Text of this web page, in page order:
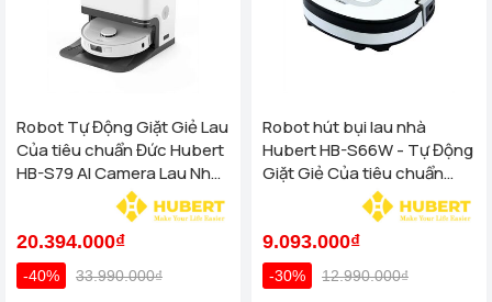
Robot Tự Động Giặt Giẻ Lau
Của tiêu chuẩn Đức Hubert
HB-S79 AI Camera Lau Nhà
Hút Bụi, diệt khuẩn
20.394.000₫
-40% 33.990.000₫
Robot hút bụi lau nhà
Hubert HB-S66W - Tự Động
Giặt Giẻ Của tiêu chuẩn
9.093.000₫
-30% 12.990.000₫